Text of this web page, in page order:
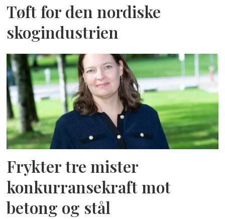
Tøft for den nordiske
skogindustrien
Frykter tre mister
konkurransekraft mot
betong og stål